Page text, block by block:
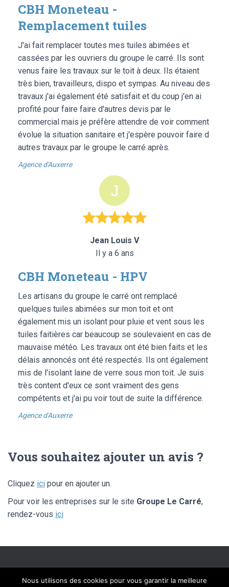
CBH Moneteau -
Remplacement tuiles
J'ai fait remplacer toutes mes tuiles abimées et
cassées par les ouvriers du groupe le carré. Ils sont
venus faire les travaux sur le toit à deux. Ils étaient
très bien, travailleurs, dispo et sympas. Au niveau des
travaux j'ai également été satisfait et du coup j'en ai
profité pour faire faire d'autres devis par le
commercial mais je préfère attendre de voir comment
évolue la situation sanitaire et j'espère pouvoir faire d
autres travaux par le groupe le carré après.
Agence d'Auxerre
Jean Louis V
Il y a 6 ans
CBH Moneteau - HPV
Les artisans du groupe le carré ont remplacé
quelques tuiles abimées sur mon toit et ont
également mis un isolant pour pluie et vent sous les
tuiles faitières car beaucoup se soulevaient en cas de
mauvaise météo. Les travaux ont été bien faits et les
délais annoncés ont été respectés. Ils ont également
mis de l'isolant laine de verre sous mon toit. Je suis
très content d'eux ce sont vraiment des gens
compétents et j'ai pu voir tout de suite la différence.
Agence d'Auxerre
Vous souhaitez ajouter un avis ?
Cliquez ici pour en ajouter un.
Pour voir les entreprises sur le site Groupe Le Carré,
rendez-vous ici
TOUS DROITS RÉSERVÉS
Nous utilisons des cookies pour vous garantir la meilleure